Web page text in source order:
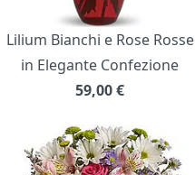
Lilium Bianchi e Rose Rosse
in Elegante Confezione
59,00€